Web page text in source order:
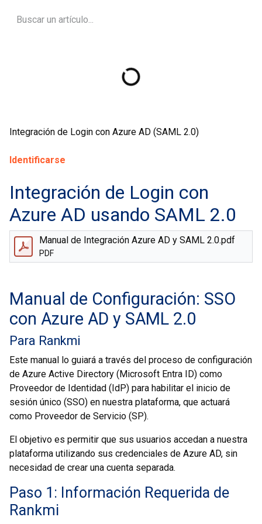
Integración de Login con Azure AD (SAML 2.0)
Identificarse
Integración de Login con
Azure AD usando SAML 2.0
Manual de Integración Azure AD y SAML 2.0.pdf
PDF
Manual de Configuración: SSO
con Azure AD y SAML 2.0
Para Rankmi
Este manual lo guiará a través del proceso de configuración
de Azure Active Directory (Microsoft Entra ID) como
Proveedor de Identidad (IdP) para habilitar el inicio de
sesión único (SSO) en nuestra plataforma, que actuará
como Proveedor de Servicio (SP).
El objetivo es permitir que sus usuarios accedan a nuestra
plataforma utilizando sus credenciales de Azure AD, sin
necesidad de crear una cuenta separada.
Paso 1: Información Requerida de
Rankmi